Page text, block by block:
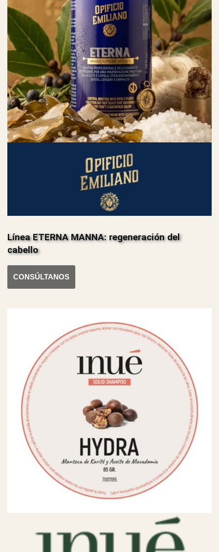
Línea ETERNA MANNA: regeneración del
cabello
CONSÚLTANOS